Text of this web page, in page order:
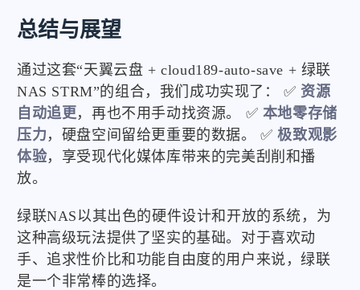
总结与展望
通过这套“天翼云盘 + cloud189-auto-save + 绿联
NAS STRM”的组合，我们成功实现了： ✅ 资源
自动追更 ，再也不用手动找资源。 ✅ 本地零存储
压力 ，硬盘空间留给更重要的数据。 ✅极致观影
体验，享受现代化媒体库带来的完美刮削和播
放。
绿联NAS以其出色的硬件设计和开放的系统，为
这种高级玩法提供了坚实的基础。对于喜欢动
手、追求性价比和功能自由度的用户来说，绿联
是一个非常棒的选择。